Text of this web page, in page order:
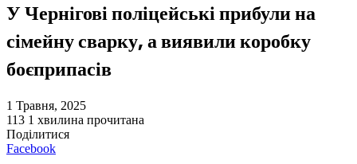
У Чернігові поліцейські прибули на
сімейну сварку, а виявили коробку
боєприпасів
1 Травня, 2025
113 1 хвилина прочитана
Поділитися
Facebook